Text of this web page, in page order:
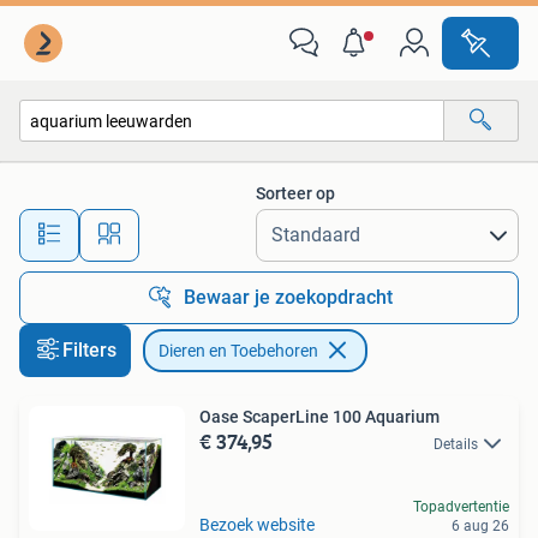
Alle afstanden…
Sorteer op
Bewaar je zoekopdracht
Filters Dieren en Toebehoren
Oase ScaperLine 100 Aquarium
€ 374,95 Details
Bezoek website
Topadvertentie
6 aug 26